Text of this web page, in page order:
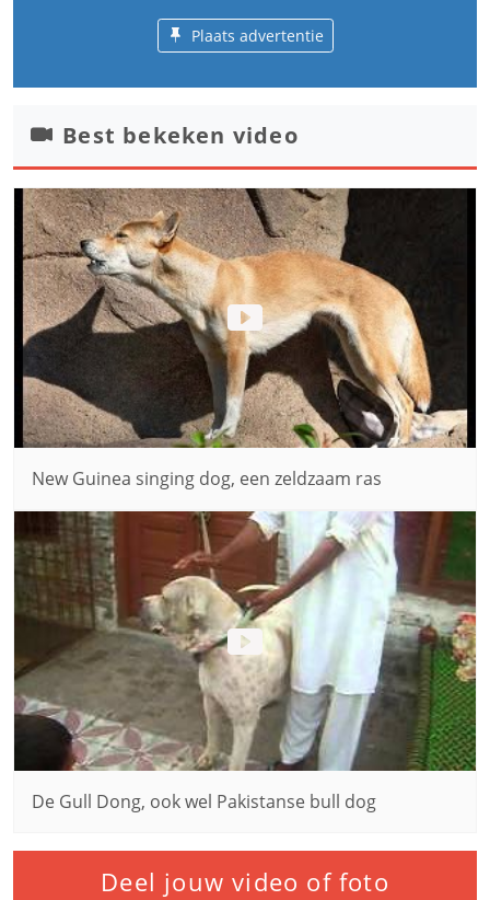
Plaats advertentie
Best bekeken video
New Guinea singing dog, een zeldzaam ras
De Gull Dong, ook wel Pakistanse bull dog
Deel jouw video of foto